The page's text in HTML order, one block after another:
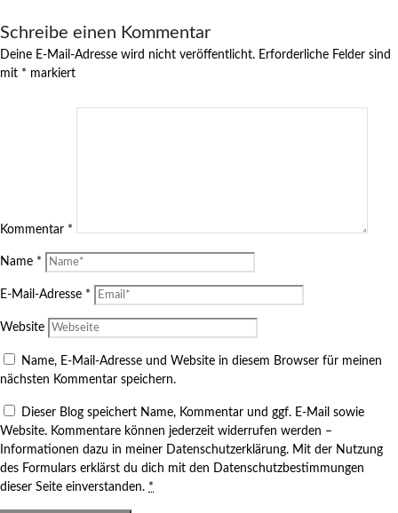
Schreibe einen Kommentar
Deine E-Mail-Adresse wird nicht veröffentlicht. Erforderliche Felder sind
mit * markiert
Kommentar *
Name *
E-Mail-Adresse *
Website
Name, E-Mail-Adresse und Website in diesem Browser für meinen
nächsten Kommentar speichern.
Dieser Blog speichert Name, Kommentar und ggf. E-Mail sowie
Website. Kommentare können jederzeit widerrufen werden –
Informationen dazu in meiner Datenschutzerklärung. Mit der Nutzung
des Formulars erklärst du dich mit den Datenschutzbestimmungen
dieser Seite einverstanden. *